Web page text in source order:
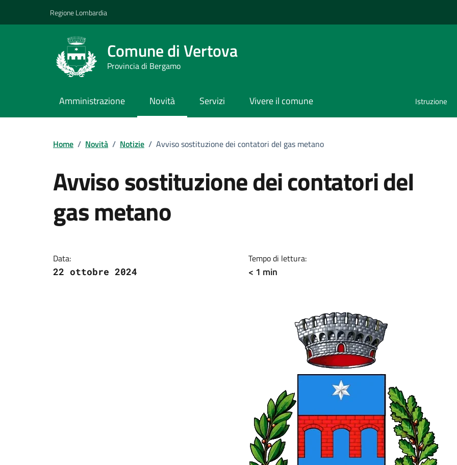
Regione Lombardia
Comune di Vertova
Provincia di Bergamo
Amministrazione Novità Servizi Vivere il comune Istruzione
Home / Novità / Notizie / Avviso sostituzione dei contatori deI gas metano
Avviso sostituzione dei contatori deI
gas metano
Data:
22 ottobre 2024
Tempo di lettura:
< 1 min